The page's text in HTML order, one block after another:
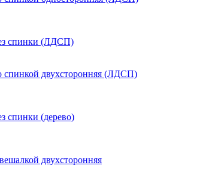
спинки (ЛДСП)
спинкой двухсторонняя (ЛДСП)
спинки (дерево)
двухсторонняя